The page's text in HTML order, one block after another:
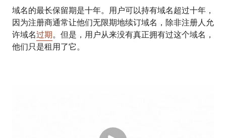
域名的最长保留期是十年。用户可以持有域名超过十年，
因为注册商通常让他们无限期地续订域名，除非注册人允
许域名过期。但是，用户从来没有真正拥有过这个域名，
他们只是租用了它。